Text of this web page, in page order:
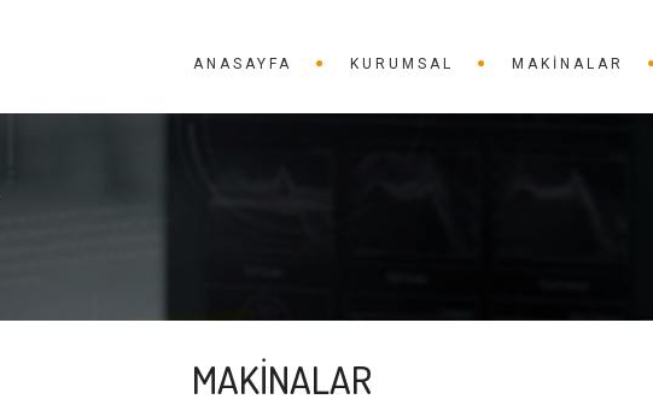
ANASAYFA KURUMSAL MAKINALAR
MAKİNALAR